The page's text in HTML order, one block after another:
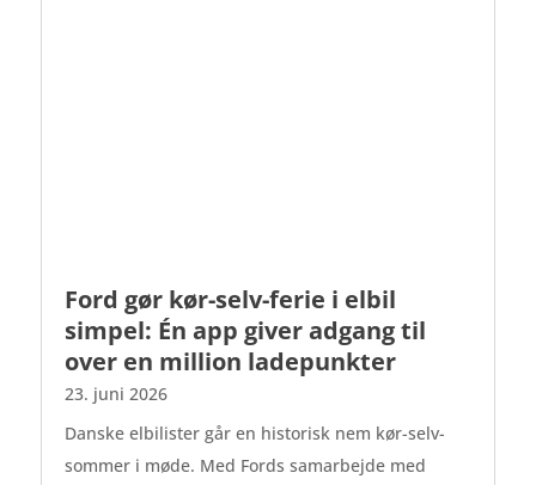
Ford gør kør-selv-ferie i elbil
simpel: Én app giver adgang til
over en million ladepunkter
23. juni 2026
Danske elbilister går en historisk nem kør-selv-
sommer i møde. Med Fords samarbejde med